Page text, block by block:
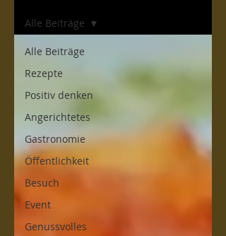
Alle Beiträge
Rezepte
Positiv denken
Angerichtetes
Gastronomie
Öffentlichkeit
Besuch
Event
Genussvolles
Alle Beiträge